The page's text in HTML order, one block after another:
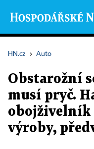
HN.cz › Auto
Obstarožní
musí pryč.
obojživelník
výroby,